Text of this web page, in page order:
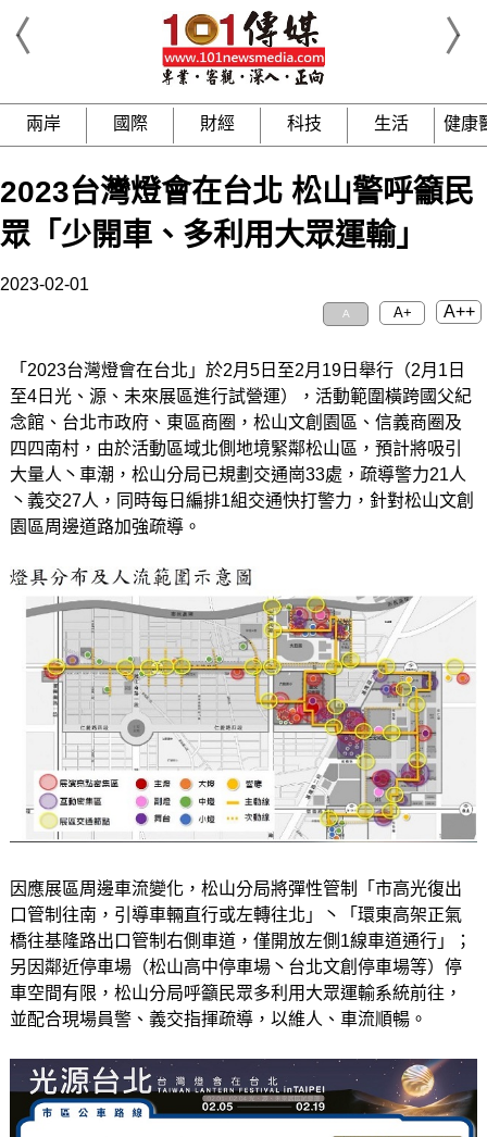
兩岸 國際 財經 科技 生活 健康
2023台灣燈會在台北 松山警呼籲民
眾「少開車、多利用大眾運輸」
2023-02-01
A A+ A++
「2023台灣燈會在台北」於2月5日至2月19日舉行（2月1日
至4日光、源、未來展區進行試營運），活動範圍橫跨國父紀
念館、台北市政府、東區商圈，松山文創園區、信義商圈及
四四南村，由於活動區域北側地境緊鄰松山區，預計將吸引
大量人丶車潮，松山分局已規劃交通崗33處，疏導警力21人
丶義交27人，同時每日編排1組交通快打警力，針對松山文創
園區周邊道路加強疏導。
因應展區周邊車流變化，松山分局將彈性管制「市高光復出
口管制往南，引導車輛直行或左轉往北」丶「環東高架正氣
橋往基隆路出口管制右側車道，僅開放左側1線車道通行」；
另因鄰近停車場（松山高中停車場丶台北文創停車場等）停
車空間有限，松山分局呼籲民眾多利用大眾運輸系統前往，
並配合現場員警、義交指揮疏導，以維人、車流順暢。